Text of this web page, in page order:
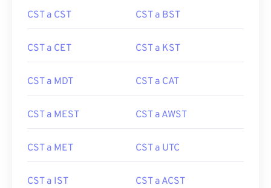
CST a CST CST a BST
CST a CET CST a KST
CST a MDT CST a CAT
CST a MEST CST a AWST
CST a MET CST a UTC
CST a IST CST a ACST